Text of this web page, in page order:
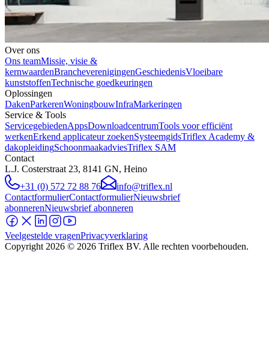
Over ons
Ons teamMissie, visie &
kernwaardenBrancheverenigingenGeschiedenisVloeibare
kunststoffenTechnische goedkeuringen
Oplossingen
DakenParkerenWoningbouwInfraMarkeringen
Service & Tools
ServicegebiedenAppsDownloadcentrumTools voor efficiënt
werkenErkend applicateur zoekenSysteemgidsTriflex Academy &
dakopleidingSchoonmaakadviesTriflex SAM
Contact
L.J. Costerstraat 23, 8141 GN, Heino
+31 (0) 572 72 88 76
info@triflex.nl
ContactformulierContactformulierNieuwsbrief
abonnerenNieuwsbrief abonneren
Veelgestelde vragenPrivacyverklaring
Copyright 2026 © 2026 Triflex BV. Alle rechten voorbehouden.